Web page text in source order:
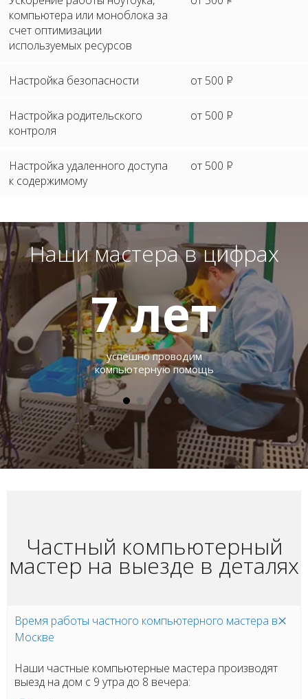
компьютера или моноблока за
счет оптимизации
используемых ресурсов
Настройка безопасности от 500 P
Настройка родительского
контроля
от 500 P
Настройка удаленного доступа
к содержимому
от 500 P
Наши мастера в цифрах
7лет
успешно проводим
компьютерную помощь
Частный компьютерный
мастер на выезде в деталях
Время работы частного компьютерного мастера в
Москве
Наши частные компьютерные мастера производят
выезд на дом с 9 утра до 8 вечера: